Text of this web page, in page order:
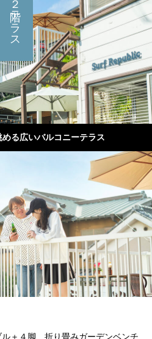
２階テラス
る広いバルコニーテラス
＋４脚、折り畳みガーデンベンチ